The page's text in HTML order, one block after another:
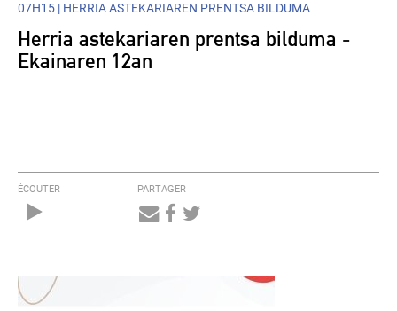
07H15 | HERRIA ASTEKARIAREN PRENTSA BILDUMA
Herria astekariaren prentsa bilduma -
Ekainaren 12an
ÉCOUTER PARTAGER